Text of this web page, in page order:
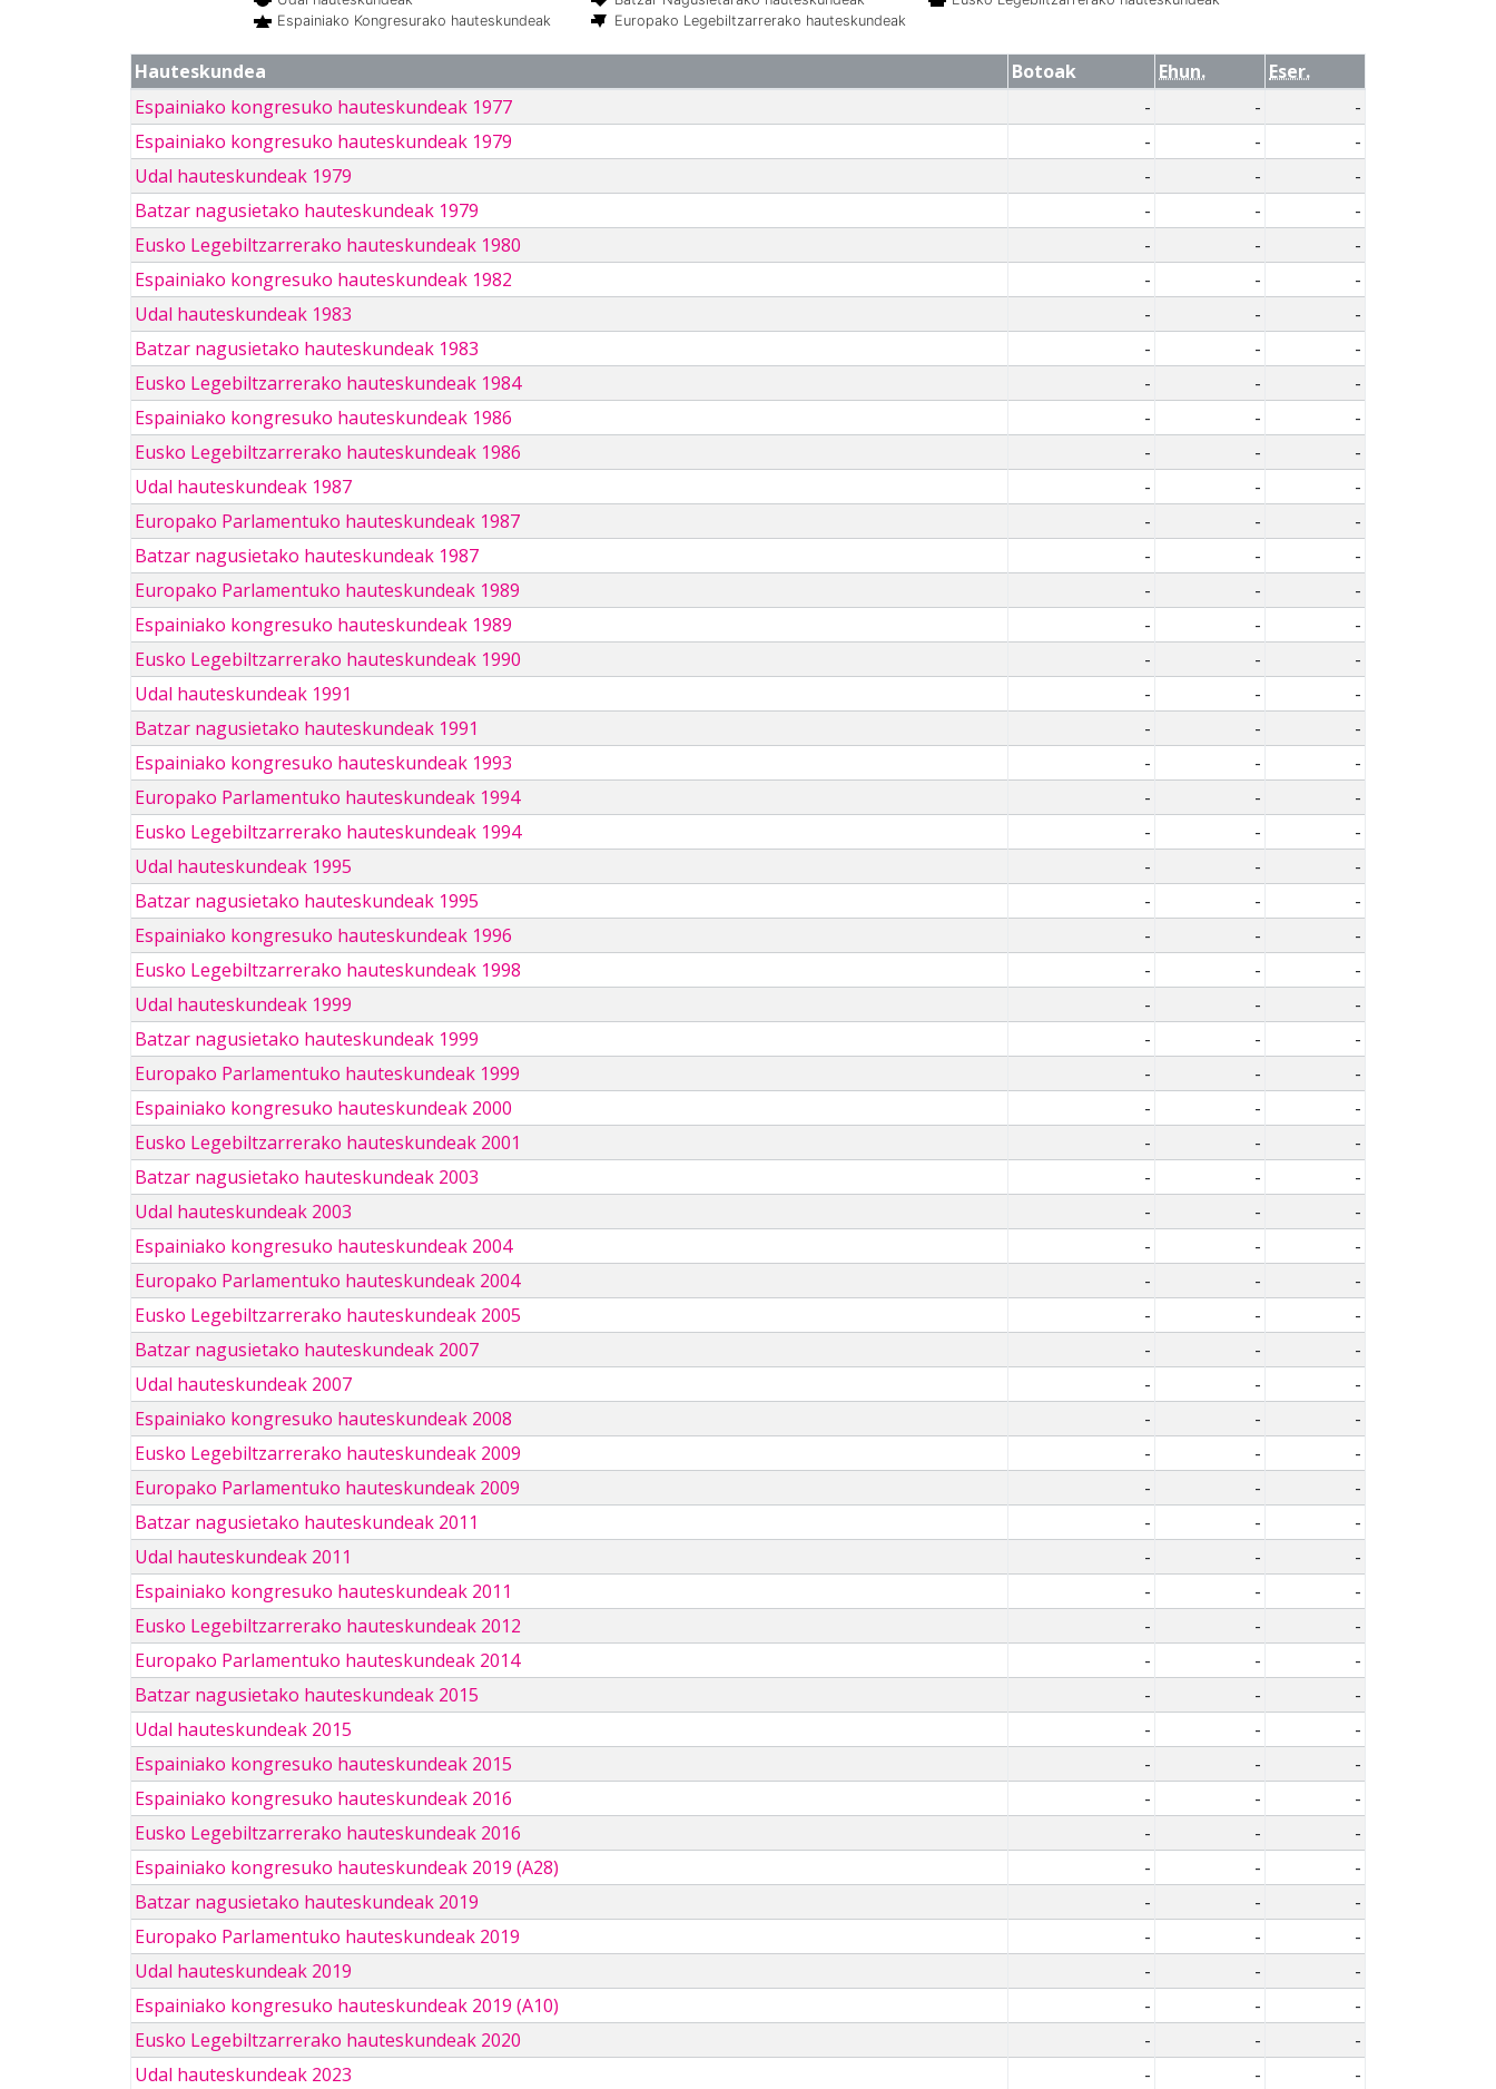
Espainiako Kongresurako hauteskundeak
Europako Legebiltzarrerako hauteskundeak
Hauteskundea Botoak Ehun.
Eser.
Espainiako kongresuko hauteskundeak 1977
- -
-
Espainiako kongresuko hauteskundeak 1979
- -
-
Udal hauteskundeak 1979
- -
-
Batzar nagusietako hauteskundeak 1979
- -
-
Eusko Legebiltzarrerako hauteskundeak 1980
- -
-
Espainiako kongresuko hauteskundeak 1982
- -
-
Udal hauteskundeak 1983
- -
-
Batzar nagusietako hauteskundeak 1983
- -
-
Eusko Legebiltzarrerako hauteskundeak 1984
- -
-
Espainiako kongresuko hauteskundeak 1986
- -
-
Eusko Legebiltzarrerako hauteskundeak 1986
- -
-
Udal hauteskundeak 1987
- -
-
Europako Parlamentuko hauteskundeak 1987
- -
-
Batzar nagusietako hauteskundeak 1987
- -
-
Europako Parlamentuko hauteskundeak 1989
- -
-
Espainiako kongresuko hauteskundeak 1989
- -
-
Eusko Legebiltzarrerako hauteskundeak 1990
- -
-
Udal hauteskundeak 1991
- -
-
Batzar nagusietako hauteskundeak 1991
- -
-
Espainiako kongresuko hauteskundeak 1993
- -
-
Europako Parlamentuko hauteskundeak 1994
- -
-
Eusko Legebiltzarrerako hauteskundeak 1994
- -
-
Udal hauteskundeak 1995
- -
-
Batzar nagusietako hauteskundeak 1995
- -
-
Espainiako kongresuko hauteskundeak 1996
- -
-
Eusko Legebiltzarrerako hauteskundeak 1998
- -
-
Udal hauteskundeak 1999
- -
-
Batzar nagusietako hauteskundeak 1999
- -
-
Europako Parlamentuko hauteskundeak 1999
- -
-
Espainiako kongresuko hauteskundeak 2000
- -
-
Eusko Legebiltzarrerako hauteskundeak 2001
- -
-
Batzar nagusietako hauteskundeak 2003
- -
-
Udal hauteskundeak 2003
- -
-
Espainiako kongresuko hauteskundeak 2004
- -
-
Europako Parlamentuko hauteskundeak 2004
- -
-
Eusko Legebiltzarrerako hauteskundeak 2005
- -
-
Batzar nagusietako hauteskundeak 2007
- -
-
Udal hauteskundeak 2007
- -
-
Espainiako kongresuko hauteskundeak 2008
- -
-
Eusko Legebiltzarrerako hauteskundeak 2009
- -
-
Europako Parlamentuko hauteskundeak 2009
- -
-
Batzar nagusietako hauteskundeak 2011
- -
-
Udal hauteskundeak 2011
- -
-
Espainiako kongresuko hauteskundeak 2011
- -
-
Eusko Legebiltzarrerako hauteskundeak 2012
- -
-
Europako Parlamentuko hauteskundeak 2014
- -
-
Batzar nagusietako hauteskundeak 2015
- -
-
Udal hauteskundeak 2015
- -
-
Espainiako kongresuko hauteskundeak 2015
- -
-
Espainiako kongresuko hauteskundeak 2016
- -
-
Eusko Legebiltzarrerako hauteskundeak 2016
- -
-
Espainiako kongresuko hauteskundeak 2019 (A28)
- -
-
Batzar nagusietako hauteskundeak 2019
- -
-
Europako Parlamentuko hauteskundeak 2019
- -
-
Udal hauteskundeak 2019
- -
-
Espainiako kongresuko hauteskundeak 2019 (A10)
- -
-
Eusko Legebiltzarrerako hauteskundeak 2020
- -
-
Udal hauteskundeak 2023
- -
-